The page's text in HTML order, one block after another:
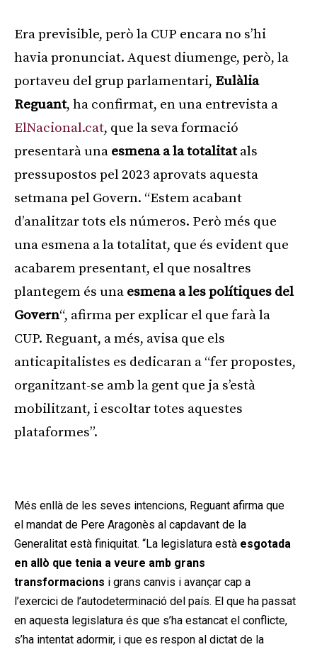
Era previsible, però la CUP encara no s’hi
havia pronunciat. Aquest diumenge, però, la
portaveu del grup parlamentari, Eulàlia
Reguant, ha confirmat, en una entrevista a
ElNacional.cat, que la seva formació
presentarà una esmena a la totalitatals
pressupostos pel 2023 aprovats aquesta
setmana pel Govern. “Estem acabant
d’analitzar tots els números. Però més que
una esmena a la totalitat, que és evident que
acabarem presentant, el que nosaltres
plantegem és una esmena a les polítiques del
Govern“, afirma per explicar el que farà la
CUP. Reguant, a més, avisa que els
anticapitalistes es dedicaran a “fer propostes,
organitzant-se amb la gent que ja s’està
mobilitzant, i escoltar totes aquestes
plataformes”.
Més enllà de les seves intencions, Reguant afirma que
el mandat de Pere Aragonès al capdavant de la
Generalitat està finiquitat. “La legislatura està esgotada
en allò que tenia a veure amb grans
transformacions i grans canvis i avançar cap a
l’exercici de l’autodeterminació del país. El que ha passat
en aquesta legislatura és que s’ha estancat el conflicte,
s’ha intentat adormir, i que es respon al dictat de la